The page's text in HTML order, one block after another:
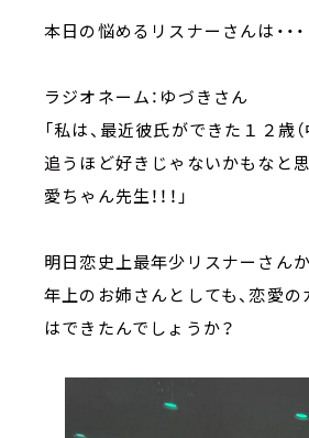
本日の悩めるリスナーさんは・・・
ラジオネーム：ゆづきさん
「私は、最近彼氏ができた１２歳
追うほど好きじゃないかもなと
愛ちゃん先生！！！」
明日恋史上最年少リスナーさん
年上のお姉さんとしても、恋愛
はできたんでしょうか？